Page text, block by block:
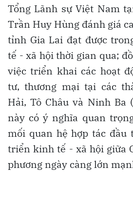
Tổng Lãnh sự Việt Nam
Trần Huy Hùng đánh giá
tỉnh Gia Lai đạt được
tế - xã hội thời gian qua;
việc triển khai các hoạt
tư, thương mại tại các
Hải, Tô Châu và Ninh Ba
này có ý nghĩa quan
mối quan hệ hợp tác đầu
triển kinh tế - xã hội giữa
phương ngày càng lớn